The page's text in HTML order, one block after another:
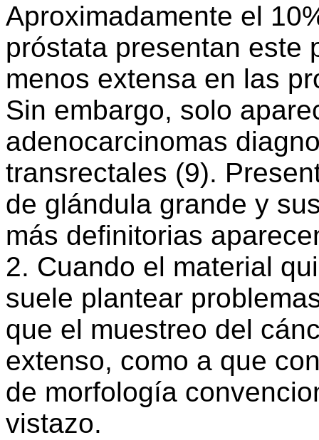
Aproximadamente el
próstata presentan este
menos extensa en las
Sin embargo, solo
adenocarcinomas
transrectales (9).
de glándula grande y
más definitorias
2. Cuando el material
suele plantear
que el muestreo del
extenso, como a que
de morfología
vistazo.